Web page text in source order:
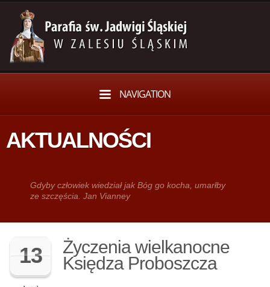
NAVIGATION
AKTUALNOŚCI
Gdy­by człowiek wie­dział jak Bóg go kocha, umarłby
ze szczęścia. Jan Vianney
13
Życzenia wielkanocne
Księdza Proboszcza